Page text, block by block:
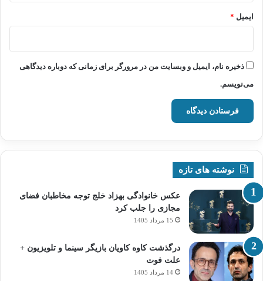
ایمیل *
ذخیره نام، ایمیل و وبسایت من در مرورگر برای زمانی که دوباره دیدگاهی
می‌نویسم.
نوشته های تازه
عکس خانوادگی بهزاد خلج توجه مخاطبان فضای
مجازی را جلب کرد
15 مرداد 1405
درگذشت کاوه کاویان بازیگر سینما و تلویزیون +
علت فوت
14 مرداد 1405